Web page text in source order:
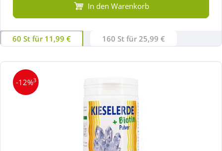
In den Warenkorb
60 St für 11,99 € 160 St für 25,99 €
-12%3